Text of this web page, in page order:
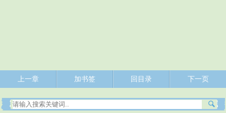
上一章 加书签 回目录 下一页